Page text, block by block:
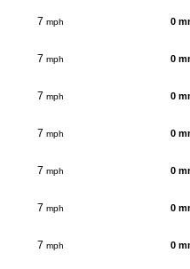
7 mph 0
7 mph 0
7 mph 0
7 mph 0
7 mph 0
7 mph 0
7 mph 0